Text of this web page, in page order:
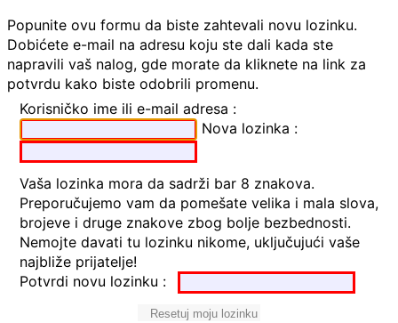
Popunite ovu formu da biste zahtevali novu lozinku.
Dobićete e-mail na adresu koju ste dali kada ste
napravili vaš nalog, gde morate da kliknete na link za
potvrdu kako biste odobrili promenu.
Korisničko ime ili e-mail adresa :
Nova lozinka :
Vaša lozinka mora da sadrži bar 8 znakova.
Preporučujemo vam da pomešate velika i mala slova,
brojeve i druge znakove zbog bolje bezbednosti.
Nemojte davati tu lozinku nikome, uključujući vaše
najbliže prijatelje!
Potvrdi novu lozinku :
Resetuj moju lozinku